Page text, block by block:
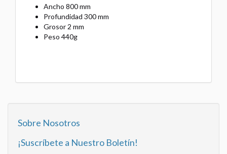
Ancho 800 mm
Profundidad 300 mm
Grosor 2 mm
Peso 440g
Sobre Nosotros
¡Suscríbete a Nuestro Boletín!